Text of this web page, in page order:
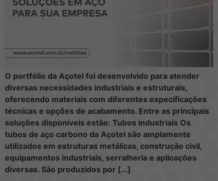
O portfólio da Açotel foi desenvolvido para atender
diversas necessidades industriais e estruturais,
oferecendo materiais com diferentes especificações
técnicas e opções de acabamento. Entre as principais
soluções disponíveis estão: Tubos industriais Os
tubos de aço carbono da Açotel são amplamente
utilizados em estruturas metálicas, construção civil,
equipamentos industriais, serralheria e aplicações
diversas. São produzidos por […]